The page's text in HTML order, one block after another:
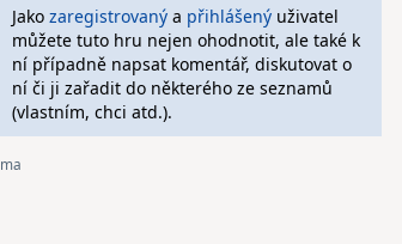
Jako zaregistrovanýa přihlášenýuživatel
můžete tuto hru nejen ohodnotit, ale také k
ní případně napsat komentář, diskutovat o
ní či ji zařadit do některého ze seznamů
(vlastním, chci atd.).